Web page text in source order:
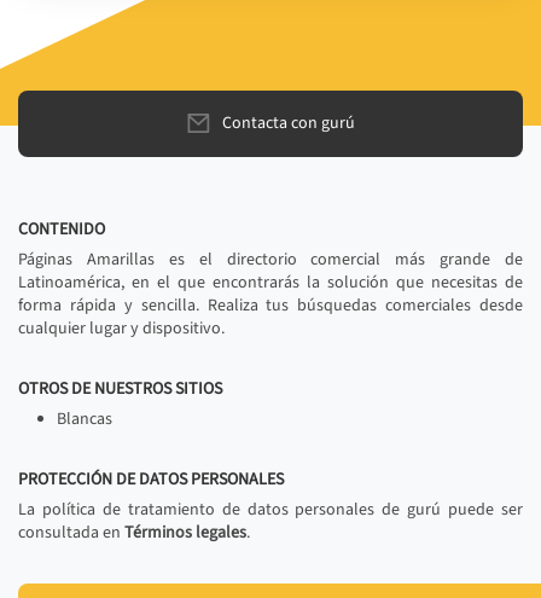
Contacta con gurú
CONTENIDO
Páginas Amarillas es el directorio comercial más grande de
Latinoamérica, en el que encontrarás la solución que necesitas de
forma rápida y sencilla. Realiza tus búsquedas comerciales desde
cualquier lugar y dispositivo.
OTROS DE NUESTROS SITIOS
Blancas
PROTECCIÓN DE DATOS PERSONALES
La política de tratamiento de datos personales de gurú puede ser
consultada en Términos legales.